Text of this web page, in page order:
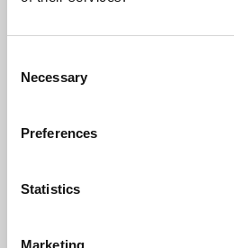
Selection
Necessary
Preferences
Statistics
Marketing
mająca długoterminowy wpływ
E-commerce
również podejściem firmy do
partnera biznesowego, oferując
techniczne i doradztwo